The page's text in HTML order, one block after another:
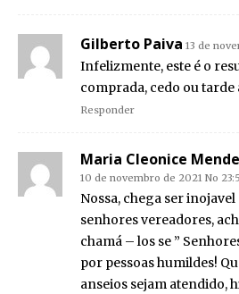
Gilberto Paiva 13 de
Infelizmente, este é o
comprada, cedo ou tarde
Responder
Maria Cleonice
10 de novembro de 2021 No
Nossa, chega ser
senhores vereadores,
chamá – los se ”
por pessoas humildes!
anseios sejam atendido,